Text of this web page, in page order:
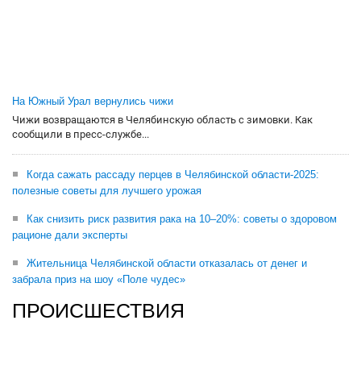
На Южный Урал вернулись чижи
Чижи возвращаются в Челябинскую область с зимовки. Как
сообщили в пресс-службе...
Когда сажать рассаду перцев в Челябинской области-2025:
полезные советы для лучшего урожая
Как снизить риск развития рака на 10–20%: советы о здоровом
рационе дали эксперты
Жительница Челябинской области отказалась от денег и
забрала приз на шоу «Поле чудес»
ПРОИСШЕСТВИЯ